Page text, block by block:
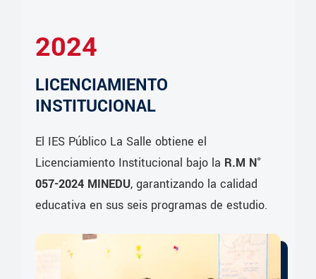
2024
LICENCIAMIENTO
INSTITUCIONAL
El IES Público La Salle obtiene el
Licenciamiento Institucional bajo la R.M N°
057-2024 MINEDU, garantizando la calidad
educativa en sus seis programas de estudio.